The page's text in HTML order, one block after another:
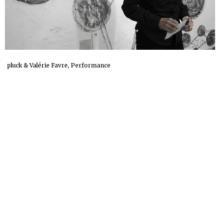
pluck & Valérie Favre, Performance